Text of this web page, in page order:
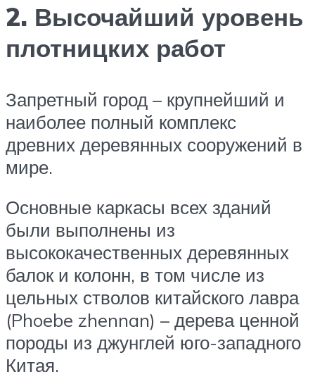
2. Высочайший уровень
плотницких работ
Запретный город – крупнейший и
наиболее полный комплекс
древних деревянных сооружений в
мире.
Основные каркасы всех зданий
были выполнены из
высококачественных деревянных
балок и колонн, в том числе из
цельных стволов китайского лавра
(Phoebe zhennan) – дерева ценной
породы из джунглей юго-западного
Китая.